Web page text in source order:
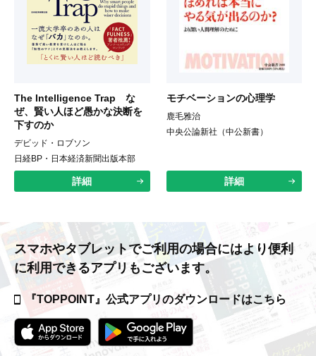
The Intelligence Trap な
ぜ、賢い人ほど愚かな決断を
下すのか
デビッド・ロブソン
日経BP・日本経済新聞出版本部
詳細
モチベーションの心理学
鹿毛雅治
中央公論新社（中公新書）
詳細
スマホやタブレットでご利用の場合にはより便利
に利用できるアプリもございます。
『TOPPOINT』公式アプリのダウンロードはこちら